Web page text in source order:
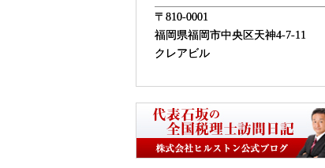
〒810-0001
福岡県福岡市中央区天神4-7-11
クレアビル